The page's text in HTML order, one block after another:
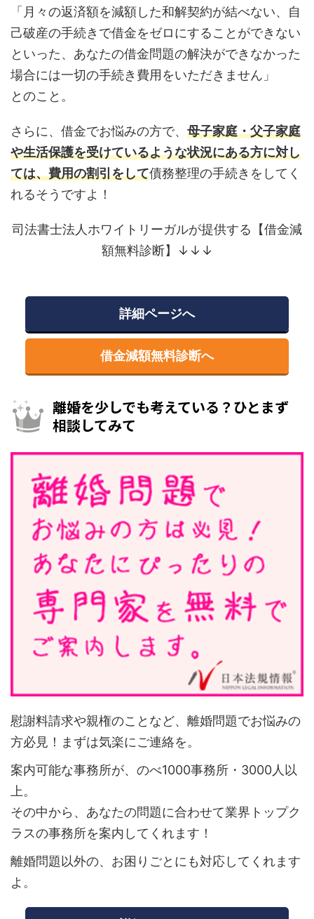
「月々の返済額を減額した和解契約が結べない、自
己破産の手続きで借金をゼロにすることができない
といった、あなたの借金問題の解決ができなかった
場合には一切の手続き費用をいただきません」
とのこと。
さらに、借金でお悩みの方で、 母子家庭・父子家庭
や生活保護を受けているような状況にある方に対し
ては、費用の割引をして債務整理の手続きをしてく
れるそうですよ！
司法書士法人ホワイトリーガルが提供する【借金減
額無料診断】↓↓↓
詳細ページへ
借金減額無料診断へ
離婚を少しでも考えている？ひとまず
相談してみて
慰謝料請求や親権のことなど、離婚問題でお悩みの
方必見！まずは気楽にご連絡を。
案内可能な事務所が、のべ1000事務所・3000人以
上。
その中から、あなたの問題に合わせて業界トップク
ラスの事務所を案内してくれます！
離婚問題以外の、お困りごとにも対応してくれます
よ。